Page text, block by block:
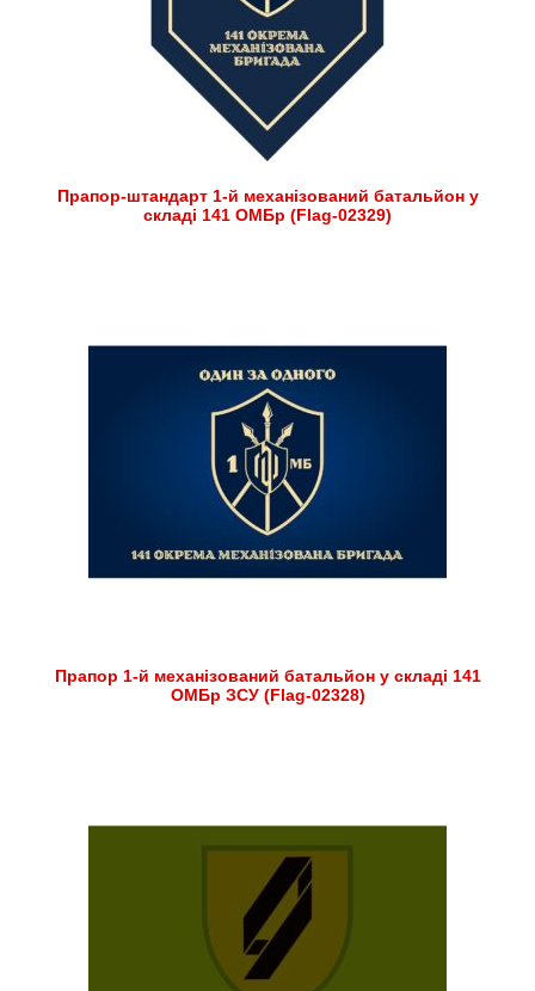
Прапор-штандарт 1-й механізований батальйон у
складі 141 ОМБр (Flag-02329)
Прапор 1-й механізований батальйон у складі 141
ОМБр ЗСУ (Flag-02328)